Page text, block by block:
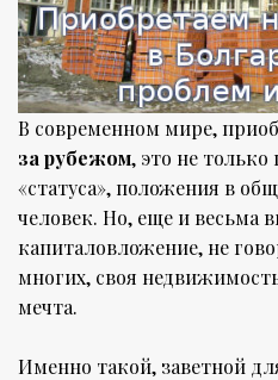
В современном мире,
за рубежом, это не только
«статуса», положения в
человек. Но, еще и весьма
капиталовложение, не
многих, своя
мечта.
Именно такой, заветной